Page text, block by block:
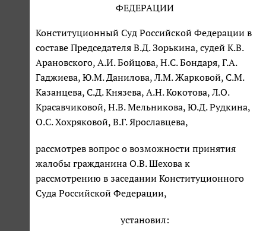
ФЕДЕРАЦИИ
Конституционный Суд Российской Федерации в
составе Председателя В.Д. Зорькина, судей К.В.
Арановского, А.И. Бойцова, Н.С. Бондаря, Г.А.
Гаджиева, Ю.М. Данилова, Л.М. Жарковой, С.М.
Казанцева, С.Д. Князева, А.Н. Кокотова, Л.О.
Красавчиковой, Н.В. Мельникова, Ю.Д. Рудкина,
О.С. Хохряковой, В.Г. Ярославцева,
рассмотрев вопрос о возможности принятия
жалобы гражданина О.В. Шехова к
рассмотрению в заседании Конституционного
Суда Российской Федерации,
установил: